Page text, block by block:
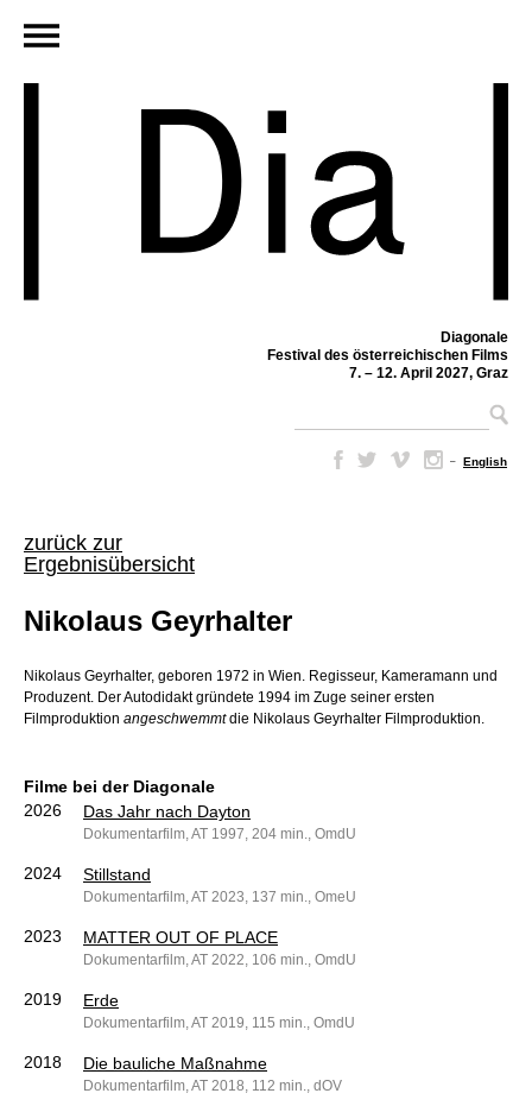
Diagonale
Festival des österreichischen Films
7. – 12. April 2027, Graz
– English
zurück zur
Ergebnisübersicht
Nikolaus Geyrhalter
Nikolaus Geyrhalter, geboren 1972 in Wien. Regisseur, Kameramann und
Produzent. Der Autodidakt gründete 1994 im Zuge seiner ersten
Filmproduktion angeschwemmtdie Nikolaus Geyrhalter Filmproduktion.
Filme bei der Diagonale
2026
Das Jahr nach Dayton
Dokumentarfilm, AT 1997, 204 min., OmdU
2024 Stillstand
Dokumentarfilm, AT 2023, 137 min., OmeU
2023 MATTER OUT OF PLACE
Dokumentarfilm, AT 2022, 106 min., OmdU
2019 Erde
Dokumentarfilm, AT 2019, 115 min., OmdU
2018 Die bauliche Maßnahme
Dokumentarfilm, AT 2018, 112 min., dOV